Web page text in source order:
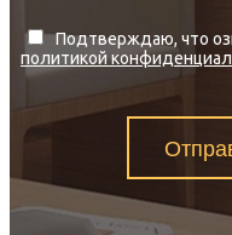
Подтверждаю, что
политикой